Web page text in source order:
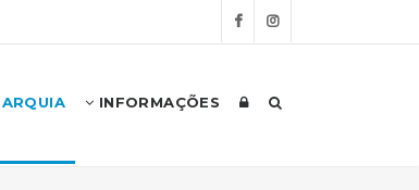
INFORMAÇÕES